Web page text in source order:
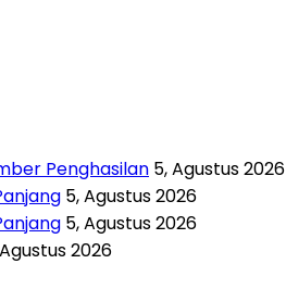
Penghasilan 5, Agustus 2026
5, Agustus 2026
5, Agustus 2026
2026